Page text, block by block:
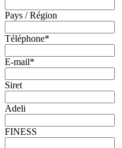
Pays / Région
Téléphone*
E-mail*
Siret
Adeli
FINESS